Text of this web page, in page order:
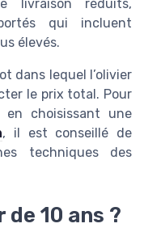
livraison réduits,
qui incluent
élevés.
dans lequel l’olivier
le prix total. Pour
choisissant une
, il est conseillé de
techniques des
10 ans ?